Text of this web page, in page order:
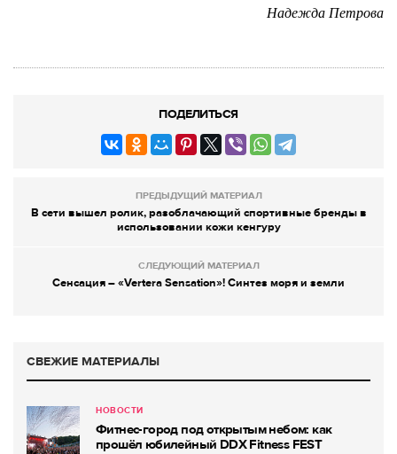
Надежда Петрова
ПОДЕЛИТЬСЯ
ПРЕДЫДУЩИЙ МАТЕРИАЛ
В сети вышел ролик, разоблачающий спортивные бренды в
использовании кожи кенгуру
СЛЕДУЮЩИЙ МАТЕРИАЛ
Сенсация – «Vertera Sensation»! Синтез моря и земли
СВЕЖИЕ МАТЕРИАЛЫ
НОВОСТИ
Фитнес-город под открытым небом: как
прошёл юбилейный DDX Fitness FEST